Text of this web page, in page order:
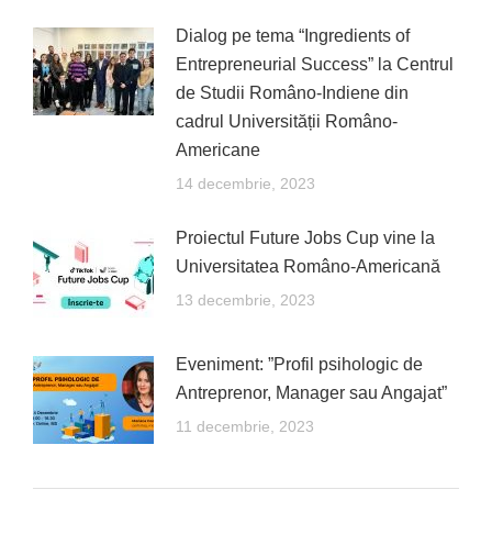
Dialog pe tema “Ingredients of
Entrepreneurial Success” la Centrul
de Studii Româno-Indiene din
cadrul Universității Româno-
Americane
14 decembrie, 2023
Proiectul Future Jobs Cup vine la
Universitatea Româno-Americană
13 decembrie, 2023
Eveniment: ”Profil psihologic de
Antreprenor, Manager sau Angajat”
11 decembrie, 2023